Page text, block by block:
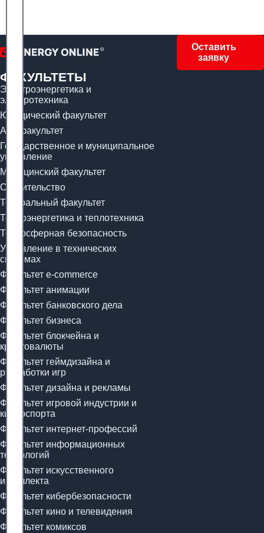
Оставить
заявку
ФАКУЛЬТЕТЫ
Электроэнергетика и
электротехника
Юридический факультет
Арт-факультет
Государственное и муниципальное
управление
Медицинский факультет
Строительство
Театральный факультет
Теплоэнергетика и теплотехника
Техносферная безопасность
Управление в технических
системах
Факультет e-commerce
Факультет анимации
Факультет банковского дела
Факультет бизнеса
Факультет блокчейна и
криптовалюты
Факультет геймдизайна и
разработки игр
Факультет дизайна и рекламы
Факультет игровой индустрии и
киберспорта
Факультет интернет-профессий
Факультет информационных
технологий
Факультет искусственного
интеллекта
Факультет кибербезопасности
Факультет кино и телевидения
Факультет комиксов